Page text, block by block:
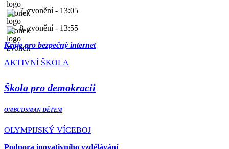
7. zvonění - 13:05
8. zvonění - 13:55
Kraje pro bezpečný internet
AKTIVNÍ ŠKOLA
Škola pro demokracii
OMBUDSMAN DĚTEM
OLYMPIJSKÝ VÍCEBOJ
Podpora inovativního vzdělávání